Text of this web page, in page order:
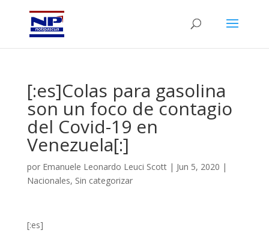
[:es]Colas para gasolina
son un foco de contagio
del Covid-19 en
Venezuela[:]
por Emanuele Leonardo Leuci Scott| Jun 5, 2020 |
Nacionales, Sin categorizar
[:es]